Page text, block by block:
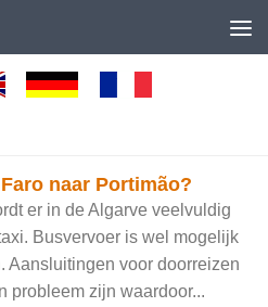
naar Portimão?
er in de Algarve veelvuldig
Busvervoer is wel mogelijk
Aansluitingen voor doorreizen
probleem zijn waardoor...